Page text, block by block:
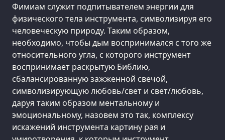
Фимиам служит подпитывателем энергии для
физического тела инструмента, символизируя его
человеческую природу. Таким образом,
необходимо, чтобы дым воспринимался с того же
относительного угла, с которого инструмент
воспринимает раскрытую Библию,
сбалансированную зажженной свечой,
символизирующую любовь/свет и свет/любовь,
даруя таким образом ментальному и
эмоциональному, назовем это так, комплексу
искажений инструмента картину рая и